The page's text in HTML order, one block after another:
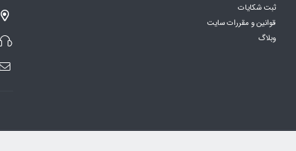
ثبت شکایات
قوانین و مقررات سایت
وبلاگ